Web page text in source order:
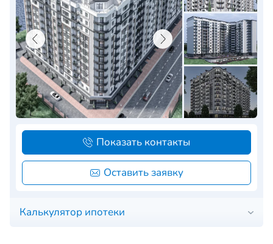
Калькулятор ипотеки
Оставить заявку
Показать контакты